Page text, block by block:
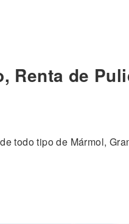
Renta de
todo tipo de Mármol,